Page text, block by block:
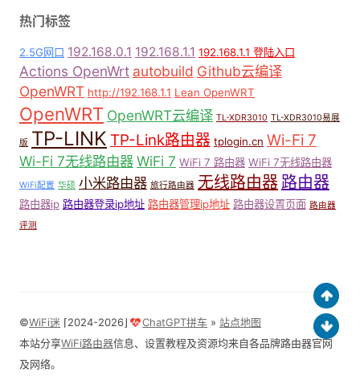
热门标签
2.5G网口 192.168.0.1 192.168.1.1 192.168.1.1 登陆入口
Actions OpenWrt autobuild Github云编译
OpenWRT http://192.168.1.1 Lean OpenWRT
OpenWRT OpenWRT云编译 TL-XDR3010 TL-XDR3010易展
版 TP-LINK TP-Link路由器 tplogin.cn Wi-Fi 7
Wi-Fi 7无线路由器WiFi 7 WiFi 7 路由器 WiFi 7无线路由器
WiFi配置 华硕 小米路由器 旅行路由器 无线路由器路由器
路由器ip 路由器登录ip地址 路由器管理ip地址 路由器设置页面 路由器
评测
©WiFi迷 ⌈2024-2026⌋ ChatGPT拼车 »站点地图
本站分享WiFi路由器信息、设置教程及资源均来自各品牌路由器官网
及网络。